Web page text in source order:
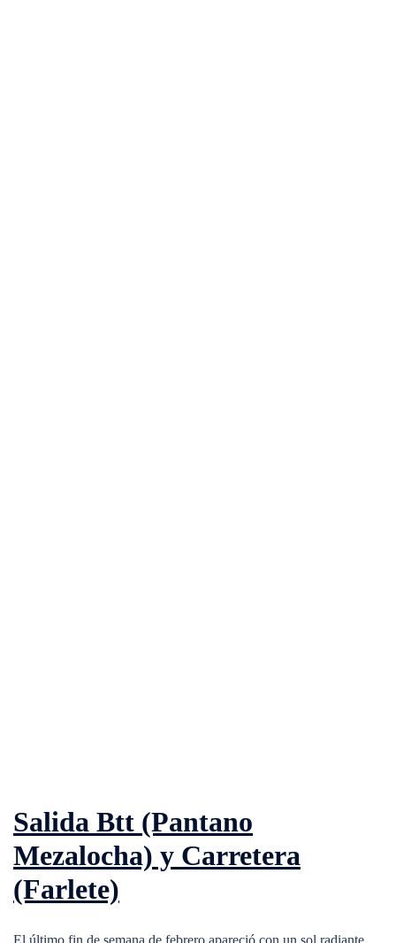
Salida Btt (Pantano
Mezalocha) y Carretera
(Farlete)